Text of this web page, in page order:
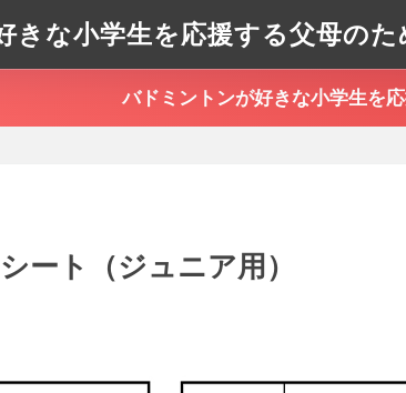
きな小学生を応援する父母のた
バドミントンが好きな小学生を
ート（ジュニア用）